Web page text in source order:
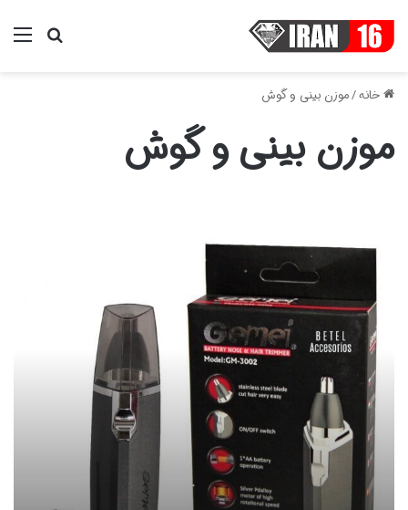
خانه/موزن بینی و گوش
موزن بینی و گوش